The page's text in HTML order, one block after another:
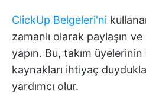
ClickUp Belgeleri'ni
zamanlı olarak paylaşın
yapın. Bu, takım
kaynakları ihtiyaç
yardımcı olur.